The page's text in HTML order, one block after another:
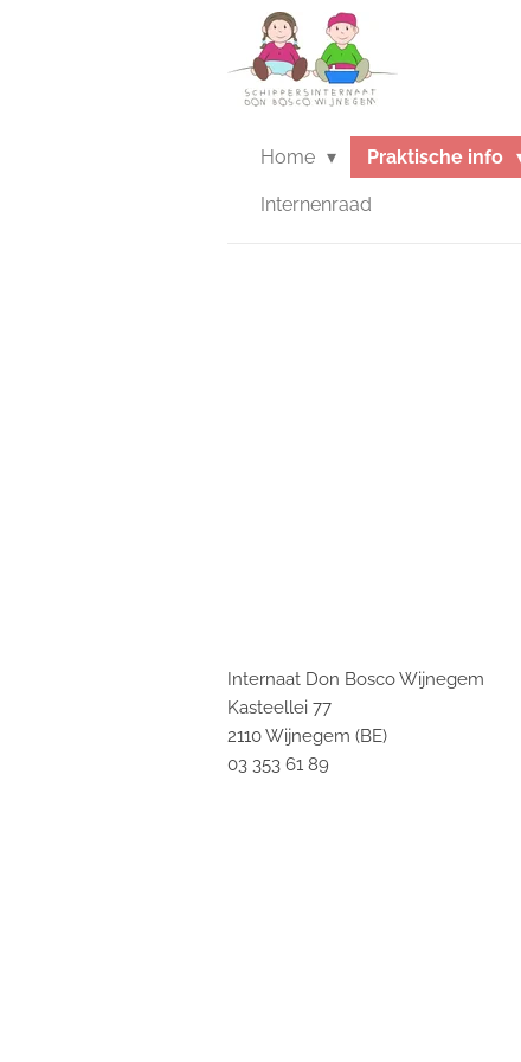
Home Praktische info
Internenraad
Internaat Don Bosco Wijnegem
Kasteellei 77
2110 Wijnegem (BE)
03 353 61 89